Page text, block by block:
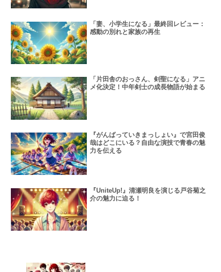
「妻、小学生になる」最終回レビュー：
感動の別れと家族の再生
「片田舎のおっさん、剣聖になる」アニ
メ化決定！中年剣士の成長物語が始まる
『がんばっていきまっしょい』で宮田俊
哉はどこにいる？自由な演技で青春の魅
力を伝える
『UniteUp!』清瀬明良を演じる戸谷菊之
介の魅力に迫る！